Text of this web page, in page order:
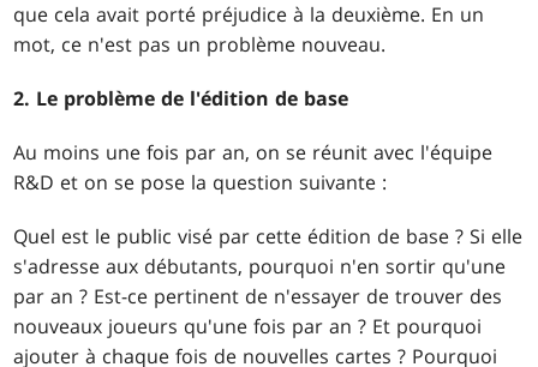
que cela avait porté préjudice à la deuxième. En un
mot, ce n'est pas un problème nouveau.
2. Le problème de l'édition de base
Au moins une fois par an, on se réunit avec l'équipe
R&D et on se pose la question suivante :
Quel est le public visé par cette édition de base ? Si elle
s'adresse aux débutants, pourquoi n'en sortir qu'une
par an ? Est-ce pertinent de n'essayer de trouver des
nouveaux joueurs qu'une fois par an ? Et pourquoi
ajouter à chaque fois de nouvelles cartes ? Pourquoi